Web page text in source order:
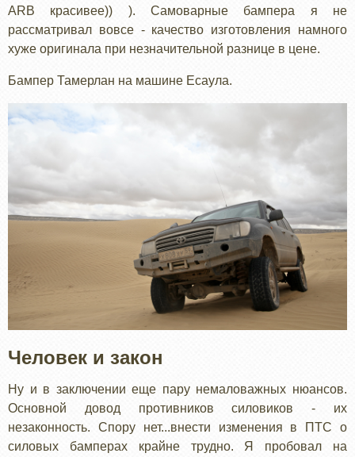
ARB красивее)) ). Самоварные бампера я не
рассматривал вовсе - качество изготовления намного
хуже оригинала при незначительной разнице в цене.
Бампер Тамерлан на машине Есаула.
Человек и закон
Ну и в заключении еще пару немаловажных нюансов.
Основной довод противников силовиков - их
незаконность. Спору нет...внести изменения в ПТС о
силовых бамперах крайне трудно. Я пробовал на